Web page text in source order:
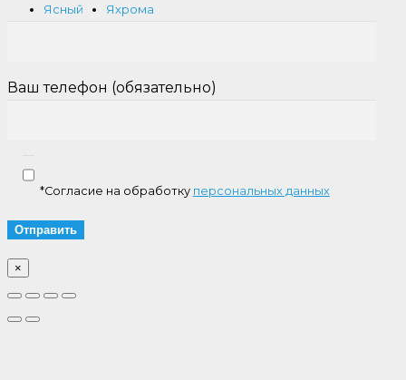
Ясный
Яхрома
Ваш телефон (обязательно)
*Согласие на обработку персональных данных
×